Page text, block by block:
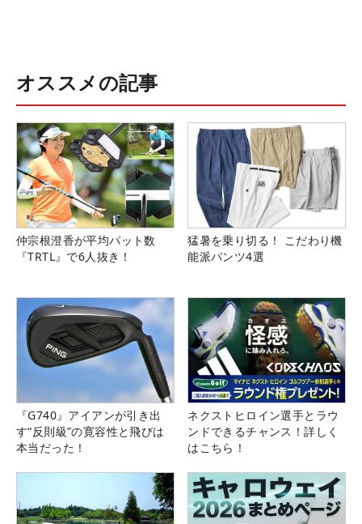
オススメの記事
仲宗根澄香が平均パット数
『TRTL』で6人抜き！
猛暑を乗り切る！ こだわり機
能派パンツ4選
『G740』アイアンが引き出
す“反則級”の寛容性と飛びは
本当だった！
ネクストヒロイン選手とラウ
ンドできるチャンス！詳しく
はこちら！